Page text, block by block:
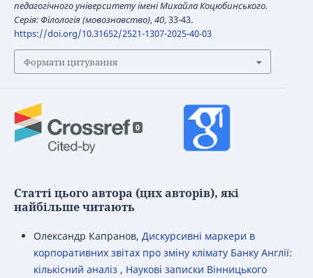
педагогічного університету імені Михайла Коцюбинського.
Серія: Філологія (мовознавство),40, 33-43.
https://doi.org/10.31652/2521-1307-2025-40-03
Формати цитування
0
Статті цього автора (цих авторів), які
найбільше читають
Олександр Капранов, Дискурсивні маркери в
корпоративних звітах про зміну клімату Банку Англії:
кількісний аналіз , Наукові записки Вінницького